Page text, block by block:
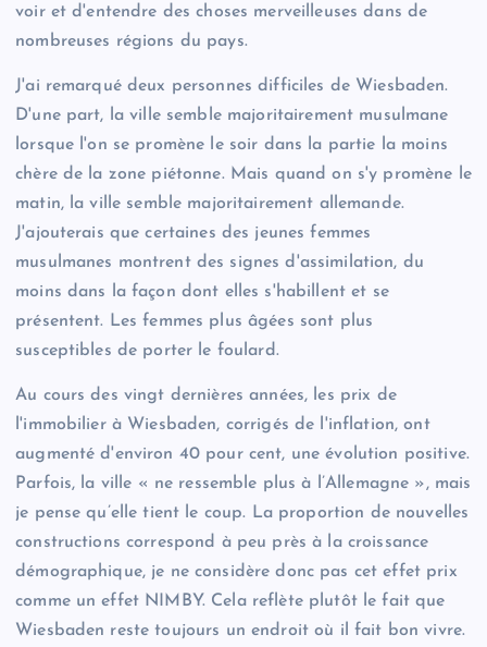
voir et d'entendre des choses merveilleuses dans de
nombreuses régions du pays.
J'ai remarqué deux personnes difficiles de Wiesbaden.
D'une part, la ville semble majoritairement musulmane
lorsque l'on se promène le soir dans la partie la moins
chère de la zone piétonne. Mais quand on s'y promène le
matin, la ville semble majoritairement allemande.
J'ajouterais que certaines des jeunes femmes
musulmanes montrent des signes d'assimilation, du
moins dans la façon dont elles s'habillent et se
présentent. Les femmes plus âgées sont plus
susceptibles de porter le foulard.
Au cours des vingt dernières années, les prix de
l'immobilier à Wiesbaden, corrigés de l'inflation, ont
augmenté d'environ 40 pour cent, une évolution positive.
Parfois, la ville « ne ressemble plus à l’Allemagne », mais
je pense qu’elle tient le coup. La proportion de nouvelles
constructions correspond à peu près à la croissance
démographique, je ne considère donc pas cet effet prix
comme un effet NIMBY. Cela reflète plutôt le fait que
Wiesbaden reste toujours un endroit où il fait bon vivre.